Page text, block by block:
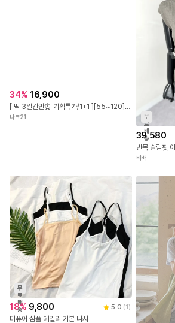
무
료
배
송
39,580
반목 슬림핏
비바
무
료
배
송
18% 9,800 5.0 (1)
미퓨어 심플 데일리 기본 나시